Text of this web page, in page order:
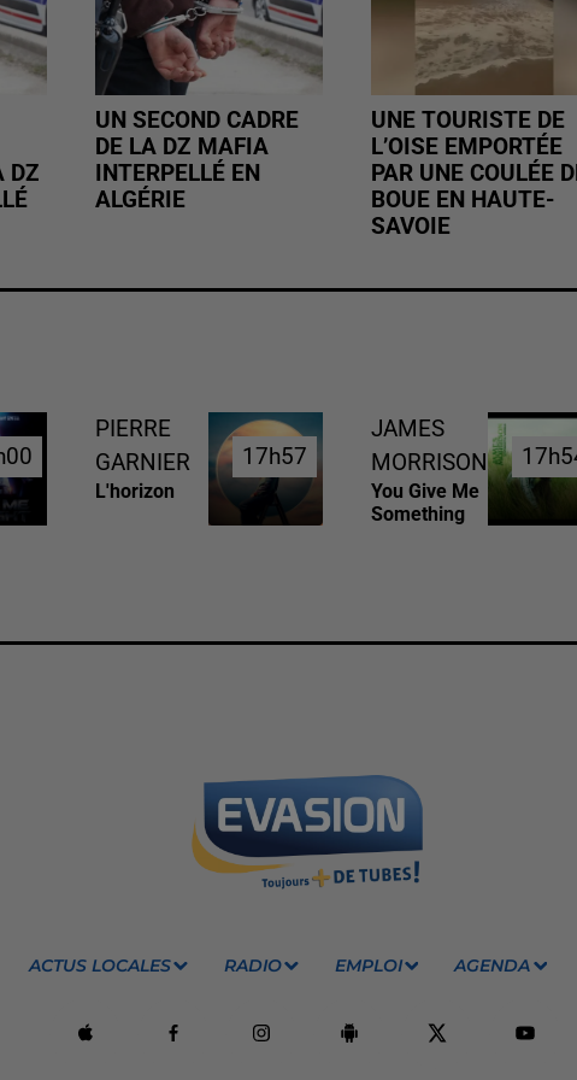
DZ
UN SECOND CADRE
DE LA DZ MAFIA
INTERPELLÉ EN
ALGÉRIE
UNE TOURISTE DE
L’OISE EMPORTÉE
PAR UNE COULÉE
BOUE EN HAUTE-
SAVOIE
PIERRE
GARNIER
L'horizon
17h57
17h57
JAMES
MORRISON
You Give Me
Something
ACTUS LOCALES RADIO EMPLOI AGENDA